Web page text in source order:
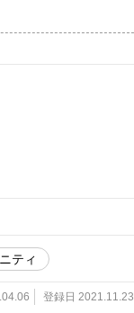
ティ
登録日 2021.11.23